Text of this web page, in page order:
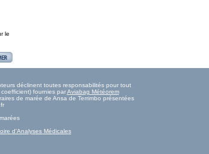
le
déclinent toutes responsabilités pour tout
fournies parAviabag Météorem
de marée de Ansa de Terrimbo présentées
d'Analyses Médicales